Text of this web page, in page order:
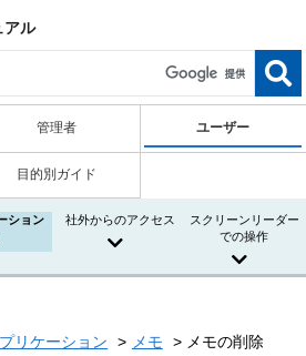
アル
管理者 ユーザー
目的別ガイド
ション 社外からのアクセス
スクリーンリーダー
での操作
リケーション メモ
メモの削除